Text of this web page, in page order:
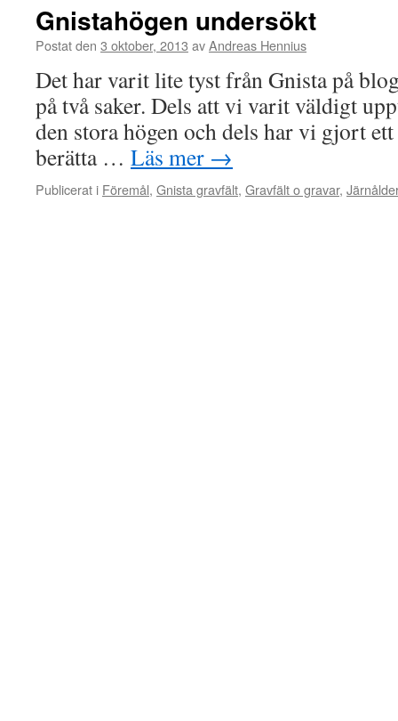
Gnistahögen undersökt
Postat den 3 oktober, 2013 avAndreas Hennius
Det har varit lite tyst från Gnista på
på två saker. Dels att vi varit väldigt
den stora högen och dels har vi gjort
berätta … Läs mer →
Publicerat i Föremål, Gnista gravfält, Gravfält o gravar, Järnålder